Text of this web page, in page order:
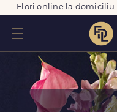
Flori online la domiciliu